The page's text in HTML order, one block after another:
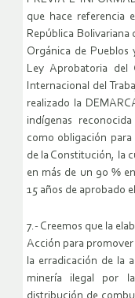
que hace referencia
República Bolivariana
Orgánica de Pueblos
Ley Aprobatoria del
Internacional del
realizado la
indígenas
como obligación
de la Constitución, la
en más de un 90 %
15 años de aprobado
7.- Creemos que la
Acción para
la erradicación de la
minería ilegal por